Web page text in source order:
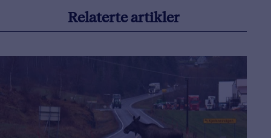
Relaterte artikler